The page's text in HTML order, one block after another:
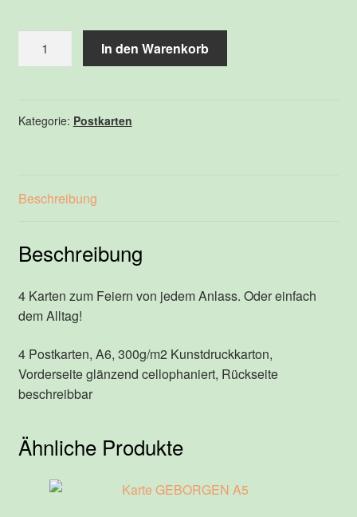
Celebrate
In den Warenkorb
Kategorie: Postkarten
Beschreibung
Beschreibung
4 Karten zum Feiern von jedem Anlass. Oder einfach
dem Alltag!
4 Postkarten, A6, 300g/m2 Kunstdruckkarton,
Vorderseite glänzend cellophaniert, Rückseite
beschreibbar
Ähnliche Produkte